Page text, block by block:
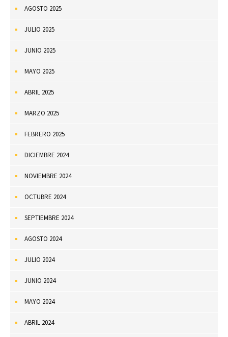
AGOSTO 2025
JULIO 2025
JUNIO 2025
MAYO 2025
ABRIL 2025
MARZO 2025
FEBRERO 2025
DICIEMBRE 2024
NOVIEMBRE 2024
OCTUBRE 2024
SEPTIEMBRE 2024
AGOSTO 2024
JULIO 2024
JUNIO 2024
MAYO 2024
ABRIL 2024